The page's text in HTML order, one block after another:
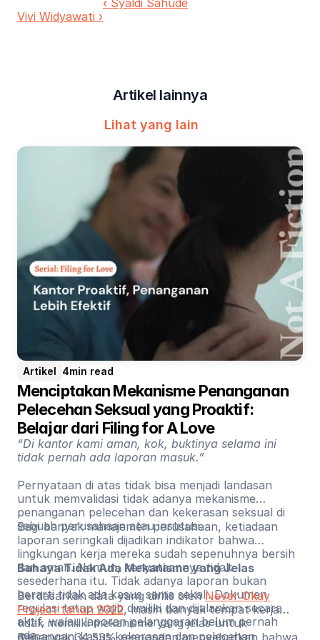
‹ Syaldi Sahude
Vivi Widyawati ›
Artikel lainnya
Lihat yang lain
Artikel 4min read
Menciptakan Mekanisme Penanganan
Pelecehan Seksual yang Proaktif:
Belajar dari Filing for A Love
“Di kantor kami aman, kok, buktinya selama ini
tidak pernah ada laporan masuk.”
Pernyataan di atas tidak bisa menjadi landasan
untuk memvalidasi tidak adanya mekanisme
penanganan pelecehan dan kekerasan seksual di
sebuah perusahaan atau institusi.
Bagi banyak manajemen perusahaan, ketiadaan
laporan seringkali dijadikan indikator bahwa
lingkungan kerja mereka sudah sepenuhnya bersih
dan aman. Namun, kenyataannya tidak
sesederhana itu. Tidak adanya laporan bukan
berarti tidak ada kasus sama sekali. Dokumen
regulasi tetap wajib dimiliki dan dijalankan secara
aktif, walau laporan pelanggaran belum pernah
ada.
Bahaya Tidak Ada Mekanisme yang Jelas
Berdasarkan data yang dirilis olehNever Okay
Project tahun 2022, masih banyak tempat kerja
tidak memiliki mekanisme yang jelas untuk
menangani kasus kekerasan dan pelecehan
Sebanyak 34,53% responden menyebutkan bahwa